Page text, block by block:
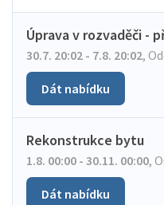
Úprava v rozvaděči -
30.7. 20:02 - 7.8. 20:02,
Dát nabídku
Rekonstrukce bytu
1.8. 00:00 - 30.11. 00:00,
Dát nabídku